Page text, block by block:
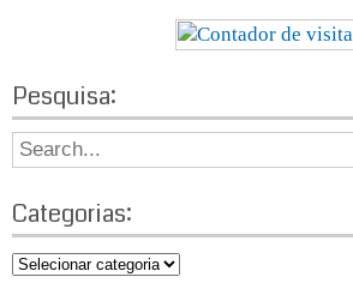
Pesquisa:
S
e
r
c
h
Categorias:
C